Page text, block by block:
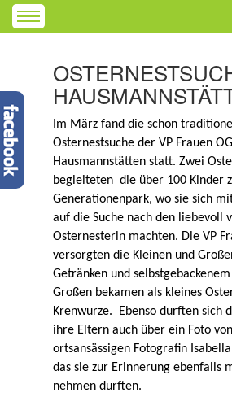
Im März fand die schon
Osternestsuche der VP Frauen OG
Hausmannstätten statt. Zwei
begleiteten die über 100 Kinder
Generationenpark, wo sie sich
auf die Suche nach den liebevoll
Osternesterln machten. Die VP
versorgten die Kleinen und
Getränken und
Großen bekamen als kleines
Krenwurze. Ebenso durften sich
ihre Eltern auch über ein Foto
ortsansässigen Fotografin
das sie zur Erinnerung ebenfalls
nehmen durften.